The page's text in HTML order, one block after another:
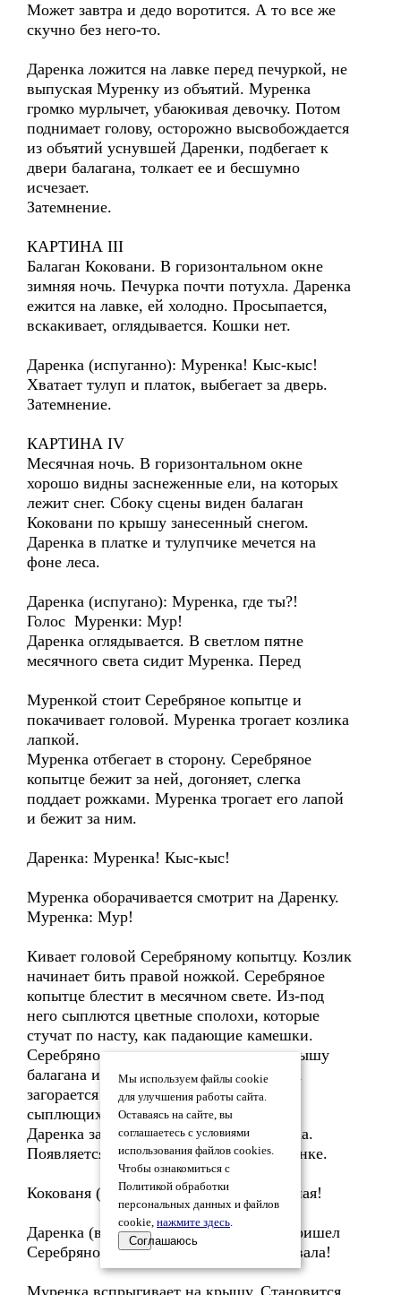
Может завтра и дедо воротится. А то все же
скучно без него-то.
Даренка ложится на лавке перед печуркой, не
выпуская Муренку из объятий. Муренка
громко мурлычет, убаюкивая девочку. Потом
поднимает голову, осторожно высвобождается
из объятий уснувшей Даренки, подбегает к
двери балагана, толкает ее и бесшумно
исчезает.
Затемнение.
КАРТИНА III
Балаган Коковани. В горизонтальном окне
зимняя ночь. Печурка почти потухла. Даренка
ежится на лавке, ей холодно. Просыпается,
вскакивает, оглядывается. Кошки нет.
Даренка (испуганно): Муренка! Кыс-кыс!
Хватает тулуп и платок, выбегает за дверь.
Затемнение.
КАРТИНА IV
Месячная ночь. В горизонтальном окне
хорошо видны заснеженные ели, на которых
лежит снег. Сбоку сцены виден балаган
Коковани по крышу занесенный снегом.
Даренка в платке и тулупчике мечется на
фоне леса.
Даренка (испугано): Муренка, где ты?!
Голос Муренки: Мур!
Даренка оглядывается. В светлом пятне
месячного света сидит Муренка. Перед
Муренкой стоит Серебряное копытце и
покачивает головой. Муренка трогает козлика
лапкой.
Муренка отбегает в сторону. Серебряное
копытце бежит за ней, догоняет, слегка
поддает рожками. Муренка трогает его лапой
и бежит за ним.
Даренка: Муренка! Кыс-кыс!
Муренка оборачивается смотрит на Даренку.
Муренка: Мур!
Кивает головой Серебряному копытцу. Козлик
начинает бить правой ножкой. Серебряное
копытце блестит в месячном свете. Из-под
него сыплются цветные сполохи, которые
стучат по насту, как падающие камешки.
Серебряное копытце заскакивает на крышу
балагана и бьет ногой. Крыша балагана
загорается цветными огоньками, звук
сыплющихся камешков усиливается.
Даренка заворожено смотрит на козлика.
Появляется Кокованя. Подходит к Даренке.
Кокованя (восхищенно): От, мать честная!
Даренка (в восторге): Дедо, пришел, пришел
Серебряное копытце! Муренка его позвала!
Муренка вспрыгивает на крышу. Становится
Мы используем файлы cookie
для улучшения работы сайта.
Оставаясь на сайте, вы
соглашаетесь с условиями
использования файлов cookies.
Чтобы ознакомиться с
Политикой обработки
персональных данных и файлов
cookie, нажмите здесь.
Соглашаюсь